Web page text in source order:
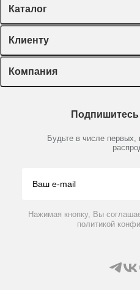
Чашка 90 мм,
Каталог
Спецпредложения
Оборудование, приборы
Пластик, стекло,
Химические реактивы,
Производители
Клиенту
Лекторий Диаэм
Доставка и оплата
Мобильное приложение
Компания
Партнеры
Контакты
Будьте в числе первых,
Нажимая кнопку, Вы
политикой